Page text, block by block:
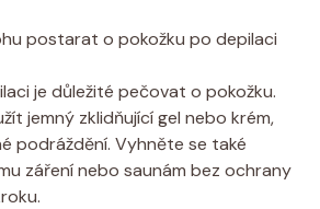
postarat o pokožku po depilaci
je důležité pečovat o pokožku.
jemný zklidňující gel nebo krém,
podráždění. Vyhněte se také
záření nebo saunám bez ochrany